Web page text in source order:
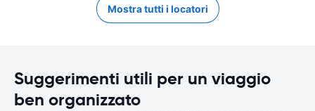
Mostra tutti i locatori
Suggerimenti utili per un viaggio
ben organizzato